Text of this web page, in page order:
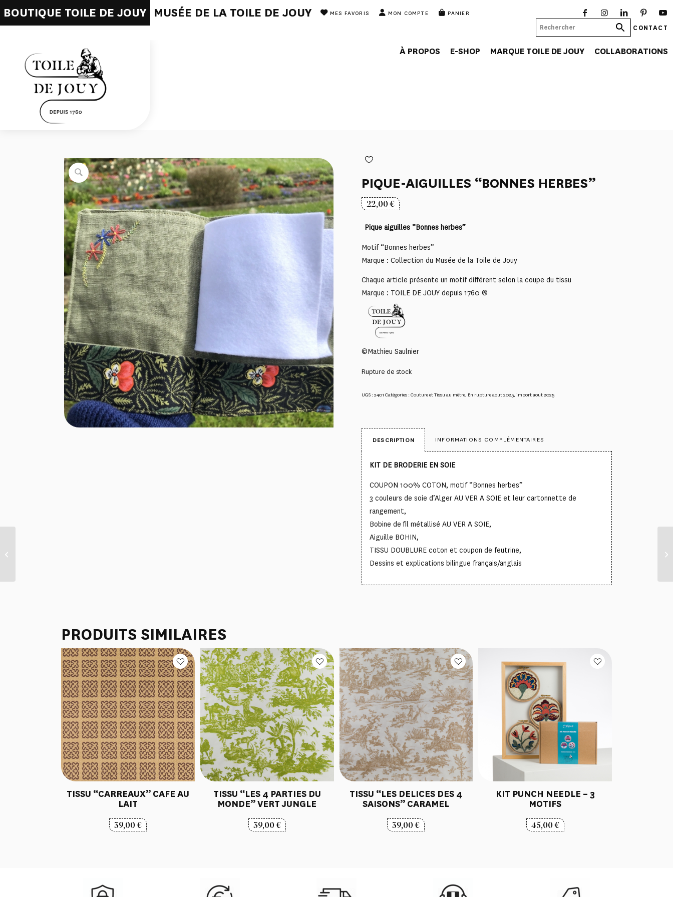
BOUTIQUE TOILE DE JOUY MUSÉE DE LA TOILE DE JOUY MES FAVORIS MON COMPTE PANIER
CONTACT
À PROPOS E-SHOP MARQUE TOILE DE JOUY COLLABORATIONS
PIQUE-AIGUILLES “BONNES HERBES”
22,00€
Pique aiguilles “Bonnes herbes”
Motif “Bonnes herbes”
Marque : Collection du Musée de la Toile de Jouy
Chaque article présente un motif différent selon la coupe du tissu
Marque : TOILE DE JOUY depuis 1760 ®
©Mathieu Saulnier
Rupture de stock
UGS :2401 Catégories :Couture et Tissu au mètre, En rupture aout 2025, import aout 2025
DESCRIPTION INFORMATIONS COMPLÉMENTAIRES
KIT DE BRODERIE EN SOIE
COUPON 100% COTON, motif “Bonnes herbes”
3 couleurs de soie d’Alger AU VER A SOIE et leur cartonnette de
rangement,
Bobine de fil métallisé AU VER A SOIE,
Aiguille BOHIN,
TISSU DOUBLURE coton et coupon de feutrine,
Dessins et explications bilingue français/anglais
PRODUITS SIMILAIRES
TISSU “CARREAUX” CAFE AU
LAIT
39,00€
TISSU “LES 4 PARTIES DU
MONDE” VERT JUNGLE
39,00€
TISSU “LES DELICES DES 4
SAISONS” CARAMEL
39,00€
KIT PUNCH NEEDLE – 3
MOTIFS
45,00€